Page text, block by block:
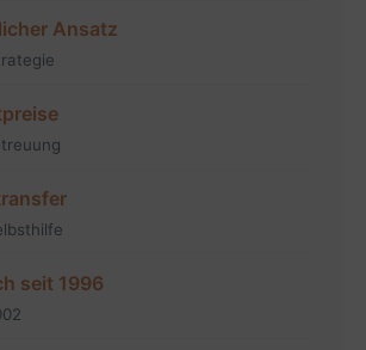
Ansatz
seit 1996